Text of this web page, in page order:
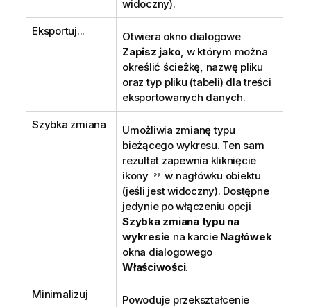
widoczny).
Eksportuj...
Otwiera okno dialogowe
Zapisz jako , w którym można
określić ścieżkę, nazwę pliku
oraz typ pliku (tabeli) dla treści
eksportowanych danych.
Szybka zmiana
Umożliwia zmianę typu
bieżącego wykresu. Ten sam
rezultat zapewnia kliknięcie
ikony
w nagłówku obiektu
(jeśli jest widoczny). Dostępne
jedynie po włączeniu opcji
Szybka zmiana typu na
wykresie na karcie Nagłówek
okna dialogowego
Właściwości.
Minimalizuj
Powoduje przekształcenie